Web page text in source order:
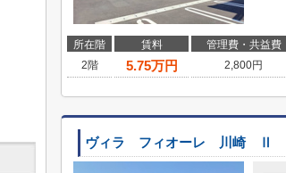
所在階 賃料 管理費・共益費
2階
5.75万円 2,800円
ヴィラ フィオーレ 川崎 Ⅱ